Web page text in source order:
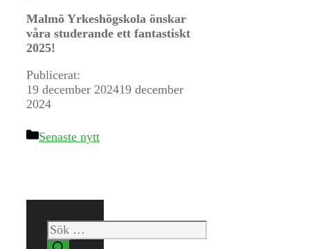
Malmö Yrkeshögskola önskar
våra studerande ett fantastiskt
2025!
Publicerat:
19 december 202419 december
2024
Kategorier
Senaste nytt
Sök
efter: